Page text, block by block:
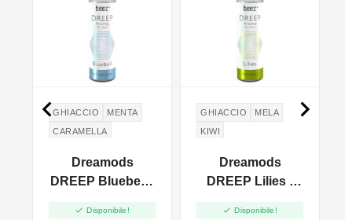
GHIACCIO
MENTA
CARAMELLA
Dreamods
DREEP Bluebell -
 Disponibile!
GHIACCIO
MELA
KIWI
Dreamods
DREEP Lilies -
 Disponibile!
 